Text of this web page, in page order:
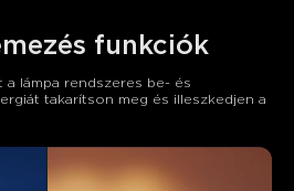
funkciók
lámpa rendszeres be- és
takarítson meg és illeszkedjen a